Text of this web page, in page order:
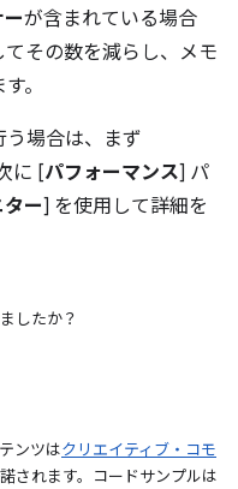
が含まれている場合
その数を減らし、メモ
。
場合は、まず
に [パフォーマンス] パ
ー] を使用して詳細を
したか？
ンツはクリエイティブ・コモ
されます。コードサンプルは